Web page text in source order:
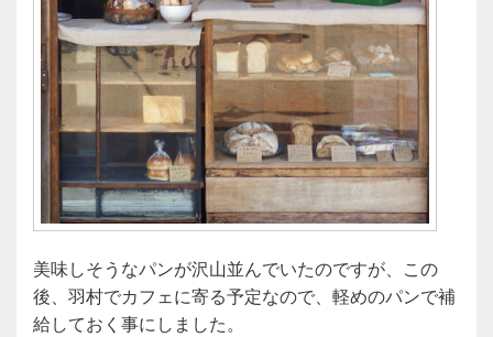
美味しそうなパンが沢山並んでいたのですが、この
後、羽村でカフェに寄る予定なので、軽めのパンで補
給しておく事にしました。